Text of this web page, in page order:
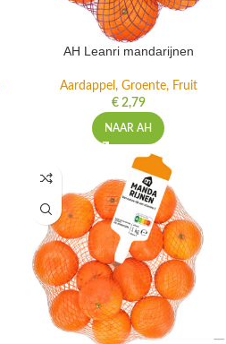
AH Leanri mandarijnen
Aardappel, Groente, Fruit
€2,79
NAAR AH